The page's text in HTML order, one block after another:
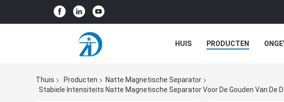
HUIS PRODUCTEN
Thuis
Producten
Natte Magnetische Separator
Stabiele Intensiteits Natte Magnetische Separator Voor De Gouden Van De